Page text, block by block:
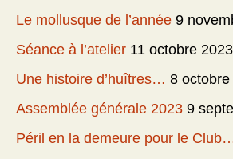
Le mollusque de l’année 9
Séance à l’atelier 11 octobre 2023
Une histoire d’huîtres… 8
Assemblée générale 2023 9
Péril en la demeure pour le